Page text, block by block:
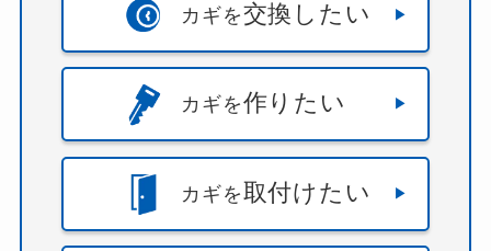
カギを交換したい
カギを作りたい
カギを取付けたい